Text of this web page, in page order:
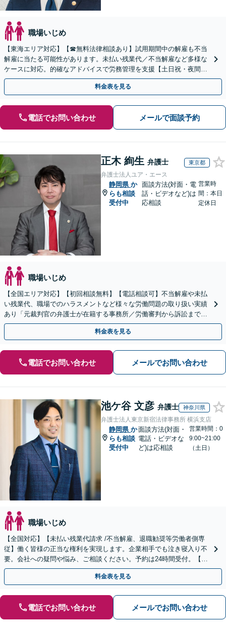
職場いじめ
【東海エリア対応】【☎︎無料法律相談あり】試用期間中の解雇も不当
解雇に当たる可能性があります。未払い残業代／不当解雇など多様な
ケースに対応。的確なアドバイスで労務管理を支援【土日祝・夜間対
応】【オンライン面談可】【完全個室】
料金表を見る
電話でお問い合わせ メールで面談予約
正木 絢生 弁護士 東京都
弁護士法人ユア・エース
静岡県 か
らも相談
受付中
面談方法(対面・電
話・ビデオなど)は
応相談
営業時
間：本日
定休日
職場いじめ
【全国エリア対応】【初回相談無料】【電話相談可】不当解雇や未払
い残業代、職場でのハラスメントなど様々な労働問題の取り扱い実績
あり「元裁判官の弁護士が在籍する事務所／労働審判から訴訟まで、
裁判官経験を活かした最適な戦略を立案」
料金表を見る
電話でお問い合わせ メールでお問い合わせ
池ケ谷 文彦 弁護士 神奈川県
弁護士法人東京新宿法律事務所 横浜支店
静岡県 か
らも相談
受付中
面談方法(対面・
電話・ビデオな
ど)は応相談
営業時間：0
9:00~21:00
（土日）
職場いじめ
【全国対応】【未払い残業代請求 /不当解雇、退職勧奨等労働者側専
従】働く皆様の正当な権利を実現します。企業相手でも泣き寝入り不
要。会社への疑問や悩み、ご相談ください。予約は24時間受付。【初
回面談無料】【夜間・休日対応可】
料金表を見る
電話でお問い合わせ メールでお問い合わせ